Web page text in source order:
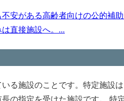
安がある高齢者向けの公的補
直接施設へ。...
る施設のことです。特定施設